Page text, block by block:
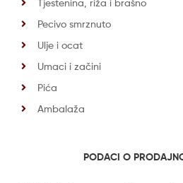
Pecivo smrznuto
Ulje i ocat
Umaci i začini
Pića
Ambalaža
PODACI O